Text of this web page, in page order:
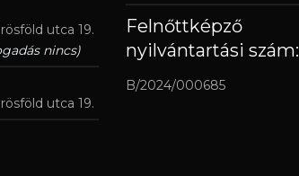
utca 19.
nincs)
utca 19.
Felnőttképző
nyilvántartási szám:
B/2024/000685